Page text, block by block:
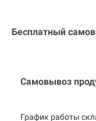
Бесплатный
Самовывоз
График работы